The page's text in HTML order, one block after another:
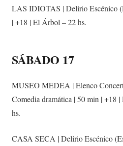
LAS IDIOTAS | Delirio Escénico
| +18 | El Árbol – 22 hs.
SÁBADO 17
MUSEO MEDEA | Elenco
Comedia dramática | 50 min | +18
hs.
CASA SECA | Delirio Escénico